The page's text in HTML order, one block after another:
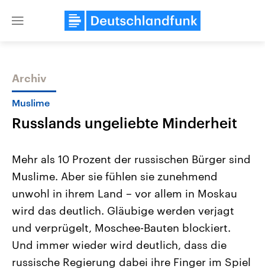
Close
Themen
Landtagswahl Sachsen-Anhalt
2026
Alle Informationen
Sachsen-Anhalt wählt am 6.
September 2026 einen neuen
Bundesland von einer Koalition aus
Aktuelle Beiträge,
Hintergründe
Wirtschaftlich und
gehören die Vereinigten
den mächtigsten Ländern
mit großem Einfluss auf
Archiv
Muslime
Russlands ungeliebte Minderheit
Mehr als 10 Prozent der russischen Bürger sind
Muslime. Aber sie fühlen sie zunehmend
unwohl in ihrem Land – vor allem in Moskau
wird das deutlich. Gläubige werden verjagt
und verprügelt, Moschee-Bauten blockiert.
Und immer wieder wird deutlich, dass die
russische Regierung dabei ihre Finger im Spiel